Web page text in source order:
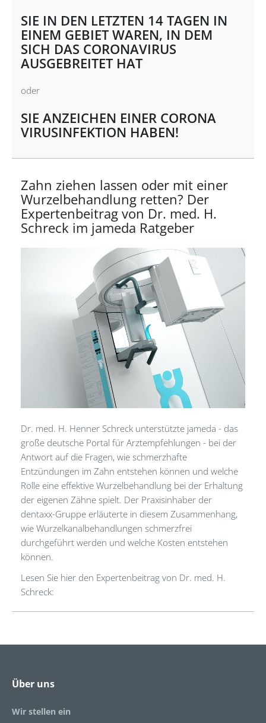
SIE IN DEN LETZTEN 14 TAGEN IN
EINEM GEBIET WAREN, IN DEM
SICH DAS CORONAVIRUS
AUSGEBREITET HAT
oder
SIE ANZEICHEN EINER CORONA
VIRUSINFEKTION HABEN!
Zahn ziehen lassen oder mit einer
Wurzelbehandlung retten? Der
Expertenbeitrag von Dr. med. H.
Schreck im jameda Ratgeber
Dr. med. H. Henner Schreck unterstützte jameda - das
große deutsche Portal für Arztempfehlungen - bei der
Antwort auf die Fragen, wie schmerzhafte
Entzündungen im Zahn entstehen können und welche
Rolle eine effektive Wurzelbehandlung bei der Erhaltung
der eigenen Zähne spielt. Der Praxisinhaber der
dentaxx-Gruppe erläuterte in diesem Zusammenhang,
wie Wurzelkanalbehandlungen schmerzfrei
durchgeführt werden und welche Kosten entstehen
können.
Lesen Sie hier den Expertenbeitrag von Dr. med. H.
Schreck:
Über uns
Wir stellen ein